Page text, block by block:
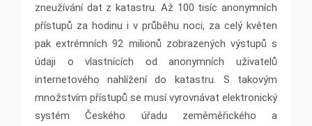
zneužívání dat z katastru. Až 100 tisíc anonymních
přístupů za hodinu i v průběhu noci, za celý květen
pak extrémních 92 milionů zobrazených výstupů s
údaji o vlastnících od anonymních uživatelů
internetového nahlížení do katastru. S takovým
množstvím přístupů se musí vyrovnávat elektronický
systém Českého úřadu zeměměřického a